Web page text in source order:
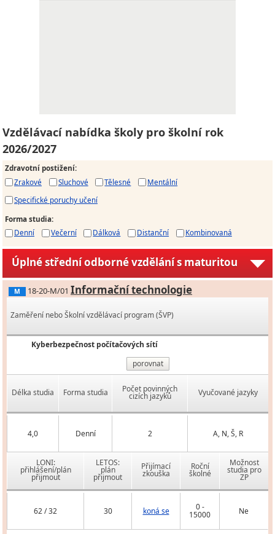
Vzdělávací nabídka školy pro školní rok
2026/2027
Zdravotní postižení:
Zrakové
Sluchové Tělesné
Mentální
Specifické poruchy učení
Forma studia:
Denní
Večerní Dálková Distanční Kombinovaná
Úplné střední odborné vzdělání s maturitou
M 18-20-M/01 Informační technologie
Zaměření nebo Školní vzdělávací program (ŠVP)
Kyberbezpečnost počítačových sítí
porovnat
Délka studia Forma studia Počet povinných
cizích jazyků Vyučované jazyky
4,0 Denní 2 A, N, Š, R
LONI:
přihlášení/plán
přijmout
LETOS:
plán
přijmout
Přijímací
zkouška
Roční
školné
Možnost
studia pro
ZP
62 / 32 30 koná se 0 -
15000 Ne